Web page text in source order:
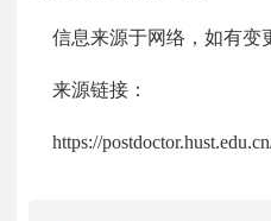
信息来源于网络，如有变
来源链接：
https://